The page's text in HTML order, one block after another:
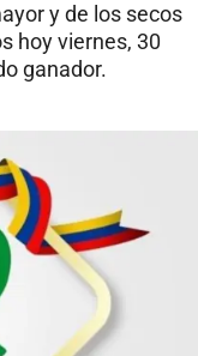
y de los secos
hoy viernes, 30
ganador.